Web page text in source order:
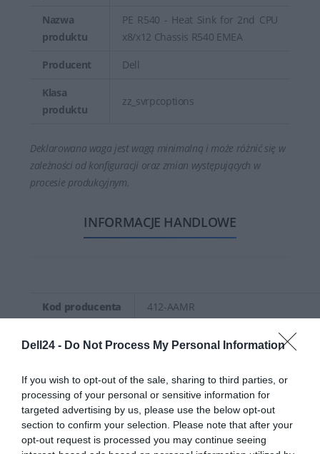
Dell24 - Do Not Process My Personal Information
If you wish to opt-out of the sale, sharing to third parties, or
processing of your personal or sensitive information for
targeted advertising by us, please use the below opt-out
section to confirm your selection. Please note that after your
opt-out request is processed you may continue seeing
Nazwa
produktu
PE R540 - Heat Sink for 2nd CPU
x8/x12 Chassis R540 EMEA
Producent Dell
Klasa
produktu
zz_svrpcoptions
Deklarowana waga jest wagą minimalną i może różnić się w
zależności od konfiguracji oraz zmian występujących w
procesie produkcyjnym.
INFORMACJE HANDLOWE
Kod producenta 412-AAMR
Dane
1 Dell Way
https://dell.com
Podmiot
odpowiedzialny
DELL sp. z o.o
ul. Inflancka 4A
00-189 Warszawa